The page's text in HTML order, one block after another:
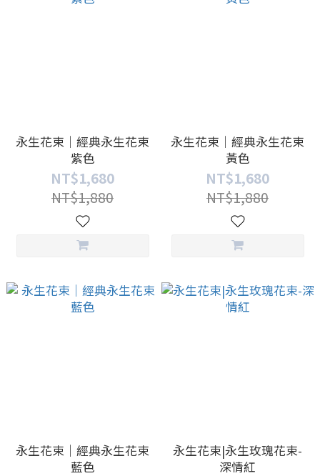
永生花束｜經典永生花束
紫色
NT$1,680
NT$1,880
永生花束｜經典永生花束
黃色
NT$1,680
NT$1,880
永生花束｜經典永生花束
藍色
永生花束|永生玫瑰花束-
深情紅